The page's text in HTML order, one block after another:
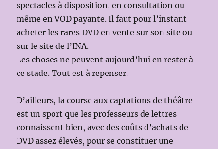
spectacles à disposition, en consultation ou
même en VOD payante. Il faut pour l’instant
acheter les rares DVD en vente sur son site ou
sur le site de l’INA.
Les choses ne peuvent aujourd’hui en rester à
ce stade. Tout est à repenser.
D’ailleurs, la course aux captations de théâtre
est un sport que les professeurs de lettres
connaissent bien, avec des coûts d’achats de
DVD assez élevés, pour se constituer une